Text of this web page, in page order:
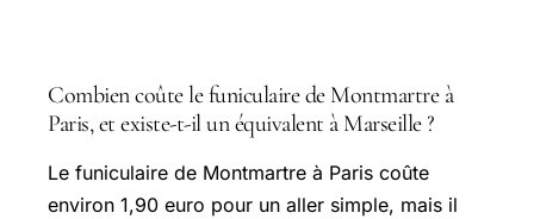
Combien coûte le funiculaire de Montmartre à
Paris, et existe-t-il un équivalent à Marseille ?
Le funiculaire de Montmartre à Paris coûte
environ 1,90 euro pour un aller simple, mais il